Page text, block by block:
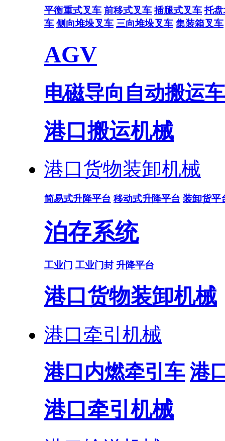
平衡重式叉车 前移式叉车 插腿式叉车 托
车 侧向堆垛叉车 三向堆垛叉车 集装箱叉车
AGV
电磁导向自动搬运车
港口搬运机械
港口货物装卸机械
简易式升降平台 移动式升降平台 装卸货平
泊存系统
工业门 工业门封 升降平台
港口货物装卸机械
港口牵引机械
港口内燃牵引车 港
港口牵引机械